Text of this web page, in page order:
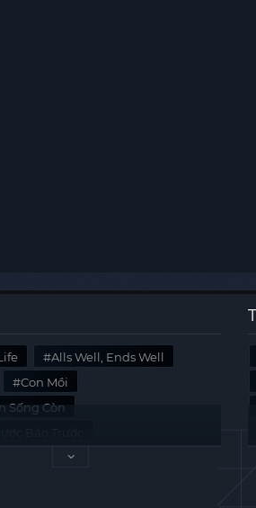
Alls Well, Ends Well
Con Mồi
Sống Còn
Last Summer